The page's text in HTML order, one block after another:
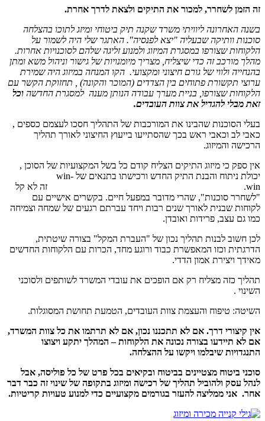
זה הזמן לשחרר, למכור את התיקים ולצאת לדרך אחרת.
בשנה האחרונה ליוויתי משרד שקנה תיק ביטוחי ומיזג לתוכו בהצלחה
סוכנות וותיקה שבעליה "יצא לפנסיה". האתגר שלי היה לשמור על
הלקוחות שצורפו במסגרת המיזוג ולמנוע זליגה שלהם לסוכנויות אחרות.
מהלך מורכב זה כדי שיצליח, מצריך מיומנויות של גישור וניהול משא ומתן
בהנחייה ולווי של גורם חיצוני ומקצועי. הקו המנחה במיזוג היה שמירת
ערוצי תקשורת פתוחים בין הצדדים (המוכר והקונה) , תחזוקת הקשר עם
הלקוחות שצורפו, בניית מערך עבודה הנותן מענה למסגרת החדשה וכל
זאת מבלי להגדיל את צוות העובדים.
בעלי הסוכנות שהבינו את המורכבות של התהליך חסכו לעצמם כספים ,
כאבי לב וכאבי ראש בכך שהסתייעו בייעוץ החיצוני לאורך תהליך
הרכישה והמיזוג.
אין ספק כי מיזוג התיקים הצליח קודם כל בשל המקצועיות של הסוכן ,
יכולת ניתוח והבנת התיק החדש ורכישתו בתנאים של win-
win. זה לא קל
"לשחרר סוכנות", שהרי מדובר במפעל חיים. בקשרים אישיים עם
לקוחות שבנית לאורך שנים רבות ויחד עברתם רגעים של שמחה וצמיחה
כמו גם עצב, פרידות ואובדן.
לכן חשוב לבנות תהליך נכון של "העברת המקל" בצורה שיטתית,
הדרגתית וכזו המאפשרת כבוד ורוגע מחד, הכרות עם הלקוחות החדשים
מאידך ויצירת אמון הדדי.
תהליך כזה מצליח רק אם הופכים את עובדי המשרד לשותפים ולסוכני
השינוי .
השיטה: טיפוח והעצמת צוות העובדים, הטמעת תחושת המסוגלות.
אין קיצורי דרך. אם לא תתכננו נכון, אם לא תרתמו את כל צוות המשרד,
אם לא תיידעו בצורה נכונה את הלקוחות – המהלך יתקע ויצוצו
התנגדויות שיבלמו ויקשו על ההצלחה.
סוכני ביטוח מצטיינים בביטוח ובקיאים בכל פרט של כל פוליסה, אבל
לנהל עסק ולהוביל תהליך של רכישה ומיזוג בתקופה של שינוי זה כבר דבר
אחר. אני ממליצה להעזר בגורמים מקצועיים כדי למנוע טעויות קריטיות.